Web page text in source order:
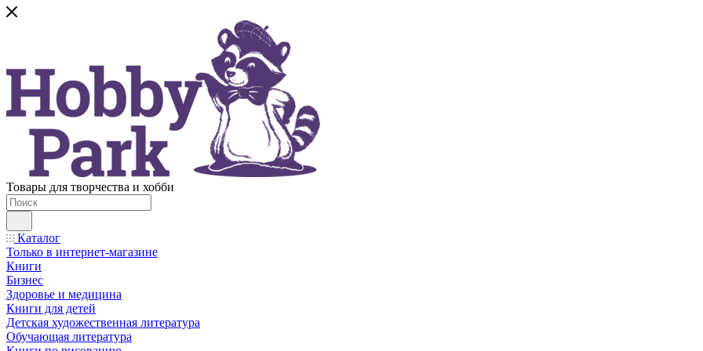
Товары для творчества и хобби
Каталог
Только в интернет-магазине
Книги
Бизнес
Здоровье и медицина
Книги для детей
Детская художественная литература
Обучающая литература